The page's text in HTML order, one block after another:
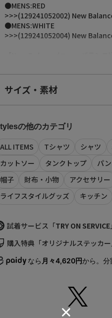
●MENS:RED
>>>(129241052002) New
●MENS:WHITE
>>>(129241052004) New
ニューバランスは、スポーツを
ド展開を行なっています。 一流
有名スポーツ選手を宣伝に起用し
ために、スポーツに取り組んでい
製品作りにおいては、ユーザー
ジングシステム」を展開していま
【Styles（スタイルス）】
完売カラーは「再入荷」登録がオ
再入荷時にメールまたはLINEでお
※メールでの再入荷は、会員登録
※LINEでの再入荷は、calif LINE公
※画像の商品は光の照射や角度に
い。
等が若干異なる場合がございます。
※予約商品など一部商品につきま
サイズ・素材
アッパー：人工皮革 合成繊維 ソー
原産国
ベトナム
商品コード
129241052003
（店舗でお問い合わせの際には、
の他のカテゴリ
ALL ITEMS Tシャツ シャツ
カットソー
タンクトップ パ
帽子
財布・小物 アクセサリー
ライフスタイルグッズ
キッチン
試着サービス「TRY ON SERVICE
購入特典「オリジナルステッカ
なら 月々4,620円から。分